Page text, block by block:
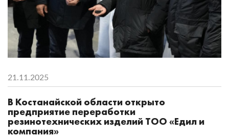
21.11.2025
В Костанайской области открыто
предприятие переработки
резинотехнических изделий ТОО «Едил и
компания»